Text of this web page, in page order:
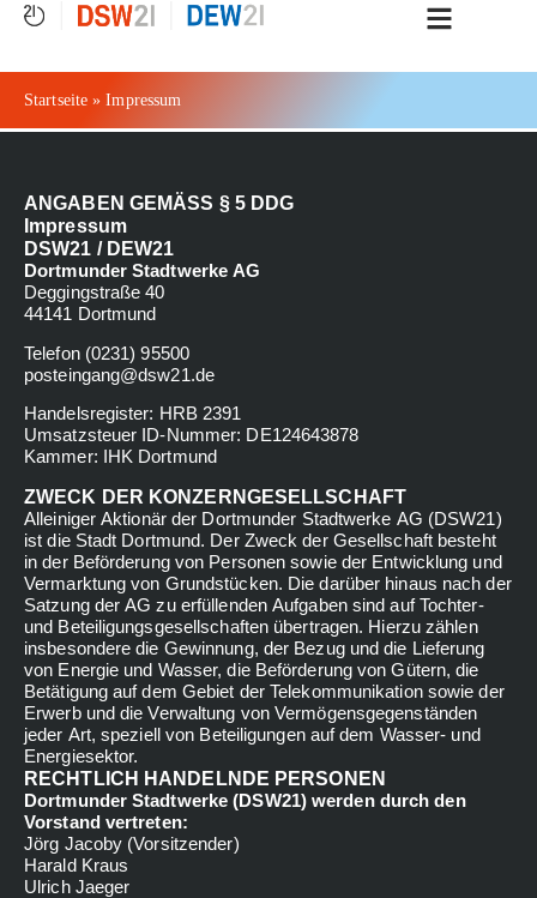
springen
Startseite »Impressum
ANGABEN GEMÄSS § 5 DDG
Impressum
DSW21 / DEW21
Dortmunder Stadtwerke AG
Deggingstraße 40
44141 Dortmund
Telefon (0231) 95500
posteingang@dsw21.de
Handelsregister: HRB 2391
Umsatzsteuer ID-Nummer: DE124643878
Kammer: IHK Dortmund
ZWECK DER KONZERNGESELLSCHAFT
Alleiniger Aktionär der Dortmunder Stadtwerke AG (DSW21)
ist die Stadt Dortmund. Der Zweck der Gesellschaft besteht
in der Beförderung von Personen sowie der Entwicklung und
Vermarktung von Grundstücken. Die darüber hinaus nach der
Satzung der AG zu erfüllenden Aufgaben sind auf Tochter-
und Beteiligungsgesellschaften übertragen. Hierzu zählen
insbesondere die Gewinnung, der Bezug und die Lieferung
von Energie und Wasser, die Beförderung von Gütern, die
Betätigung auf dem Gebiet der Telekommunikation sowie der
Erwerb und die Verwaltung von Vermögensgegenständen
jeder Art, speziell von Beteiligungen auf dem Wasser- und
Energiesektor.
RECHTLICH HANDELNDE PERSONEN
Dortmunder Stadtwerke (DSW21) werden durch den
Vorstand vertreten:
Jörg Jacoby (Vorsitzender)
Harald Kraus
Ulrich Jaeger